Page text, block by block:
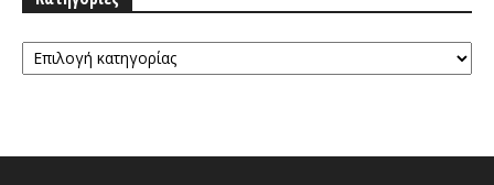
Κατηγορίες